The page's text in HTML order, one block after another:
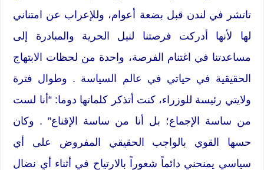
تاتشر في لندن قبل بضعة أعوام، وللإعراب عن امتناني
لها لأنها أدركت فرصتنا لنيل الحرية والمبادرة إلى
مساعدتنا في اغتنام الفرصة، واحدة من لحظات الابتهاج
الحقيقية في حياتي في عالم السياسة . وطوال فترة
ولايتي رئيسة للوزراء، كنت أتذكر كلماتها دوما: “أنا لست
من ساسة الإجماع؛ بل أنا من ساسة الإقناع” . وكان
حسها القوي بالواجب الحقيقي المفروض على أي
سياسي يمنحني دائماً شعوراً بالارتياح في أثناء أي نضال